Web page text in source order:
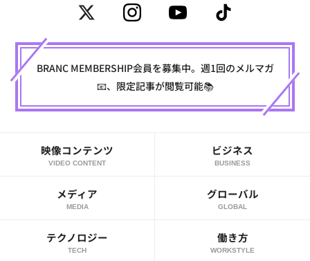
BRANC MEMBERSHIP会員を募集中。週1回のメルマガ
📧、限定記事が閲覧可能📚
映像コンテンツ
VIDEO CONTENT
ビジネス
BUSINESS
メディア
MEDIA
グローバル
GLOBAL
テクノロジー
TECH
働き方
WORKSTYLE